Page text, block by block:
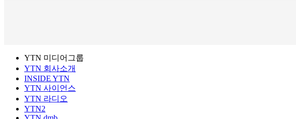
YTN 미디어그룹
YTN 회사소개
INSIDE YTN
YTN 사이언스
YTN 라디오
YTN2